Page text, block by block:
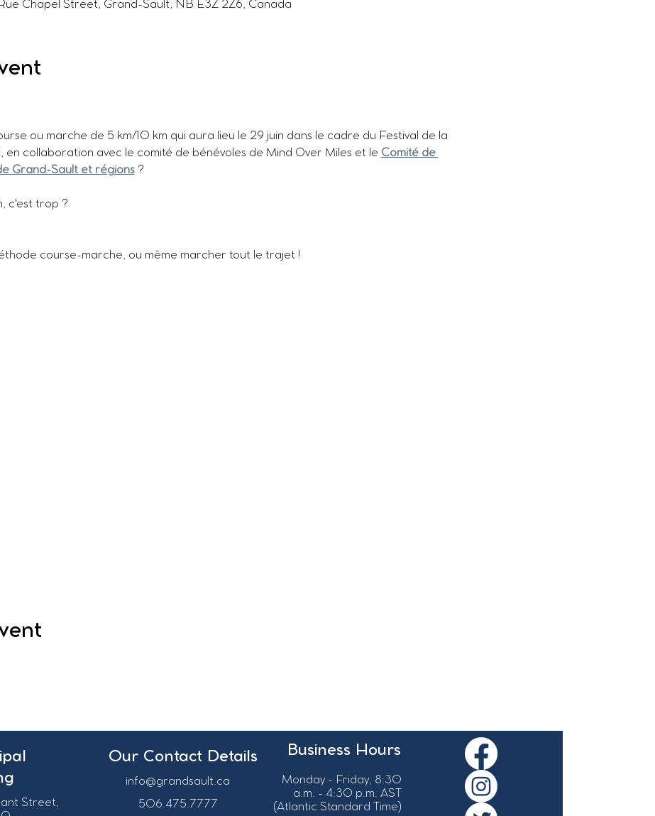
Rue Chapel Street, Grand-Sault, NB E3Z 2Z6, Canada
ou marche de 5 km/10 km qui aura lieu le 29 juin dans le cadre du Festival de la
en collaboration avec le comité de bénévoles de Mind Over Miles et le Comité de
Grand-Sault et régions ?
c'est trop ?
course-marche, ou même marcher tout le trajet !
Street,
Our Contact Details
info@grandsault.ca
506.475.7777
Business Hours
Monday - Friday, 8:30
a.m. - 4:30 p.m. AST
(Atlantic Standard Time)